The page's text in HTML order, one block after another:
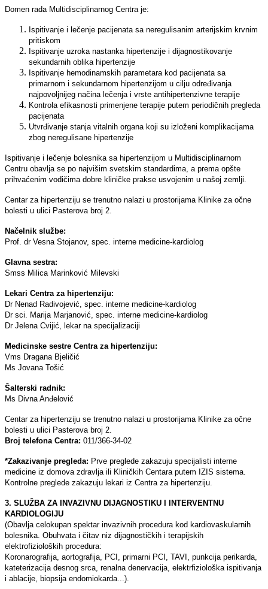
Domen rada Multidisciplinarnog Centra je:
Ispitivanje i lečenje pacijenata sa neregulisanim arterijskim krvnim
pritiskom
Ispitivanje uzroka nastanka hipertenzije i dijagnostikovanje
sekundarnih oblika hipertenzije
Ispitivanje hemodinamskih parametara kod pacijenata sa
primarnom i sekundarnom hipertenzijom u cilјu određivanja
najpovolјnijeg načina lečenja i vrste antihipertenzivne terapije
Kontrola efikasnosti primenjene terapije putem periodičnih pregleda
pacijenata
Utvrđivanje stanja vitalnih organa koji su izloženi komplikacijama
zbog neregulisane hipertenzije
Ispitivanje i lečenje bolesnika sa hipertenzijom u Multidisciplinarnom
Centru obavlјa se po najvišim svetskim standardima, a prema opšte
prihvaćenim vodičima dobre kliničke prakse usvojenim u našoj zemlјi.
Centar za hipertenziju se trenutno nalazi u prostorijama Klinike za očne
bolesti u ulici Pasterova broj 2.
Načelnik službe:
Prof. dr Vesna Stojanov, spec. interne medicine-kardiolog
Glavna sestra:
Smss Milica Marinković Milevski
Lekari Centra za hipertenziju:
Dr Nenad Radivojević, spec. interne medicine-kardiolog
Dr sci. Marija Marjanović, spec. interne medicine-kardiolog
Dr Jelena Cvijić, lekar na specijalizaciji
Medicinske sestre Centra za hipertenziju:
Vms Dragana Bjeličić
Ms Jovana Tošić
Šalterski radnik:
Ms Divna Anđelović
Centar za hipertenziju se trenutno nalazi u prostorijama Klinike za očne
bolesti u ulici Pasterova broj 2.
Broj telefona Centra: 011/366-34-02
*Zakazivanje pregleda: Prve preglede zakazuju specijalisti interne
medicine iz domova zdravlјa ili Kliničkih Centara putem IZIS sistema.
Kontrolne preglede zakazuju lekari iz Centra za hipertenziju.
3. SLUŽBA ZA INVAZIVNU DIJAGNOSTIKU I INTERVENTNU
KARDIOLOGIJU
(Obavlјa celokupan spektar invazivnih procedura kod kardiovaskularnih
bolesnika. Obuhvata i čitav niz dijagnostičkih i terapijskih
elektrofizioloških procedura:
Koronarografija, aortografija, PCI, primarni PCI, TAVI, punkcija perikarda,
kateterizacija desnog srca, renalna denervacija, elektrfiziološka ispitivanja
i ablacije, biopsija endomiokarda...).